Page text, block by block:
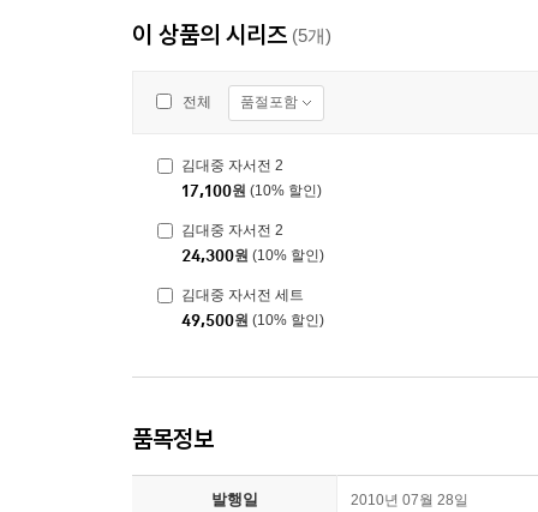
이 상품의 시리즈 (5개)
전체 품절포함
김대중 자서전 2
17,100원 (10% 할인)
김대중 자서전 2
24,300원 (10% 할인)
김대중 자서전 세트
49,500원 (10% 할인)
품목정보
발행일 2010년 07월 28일